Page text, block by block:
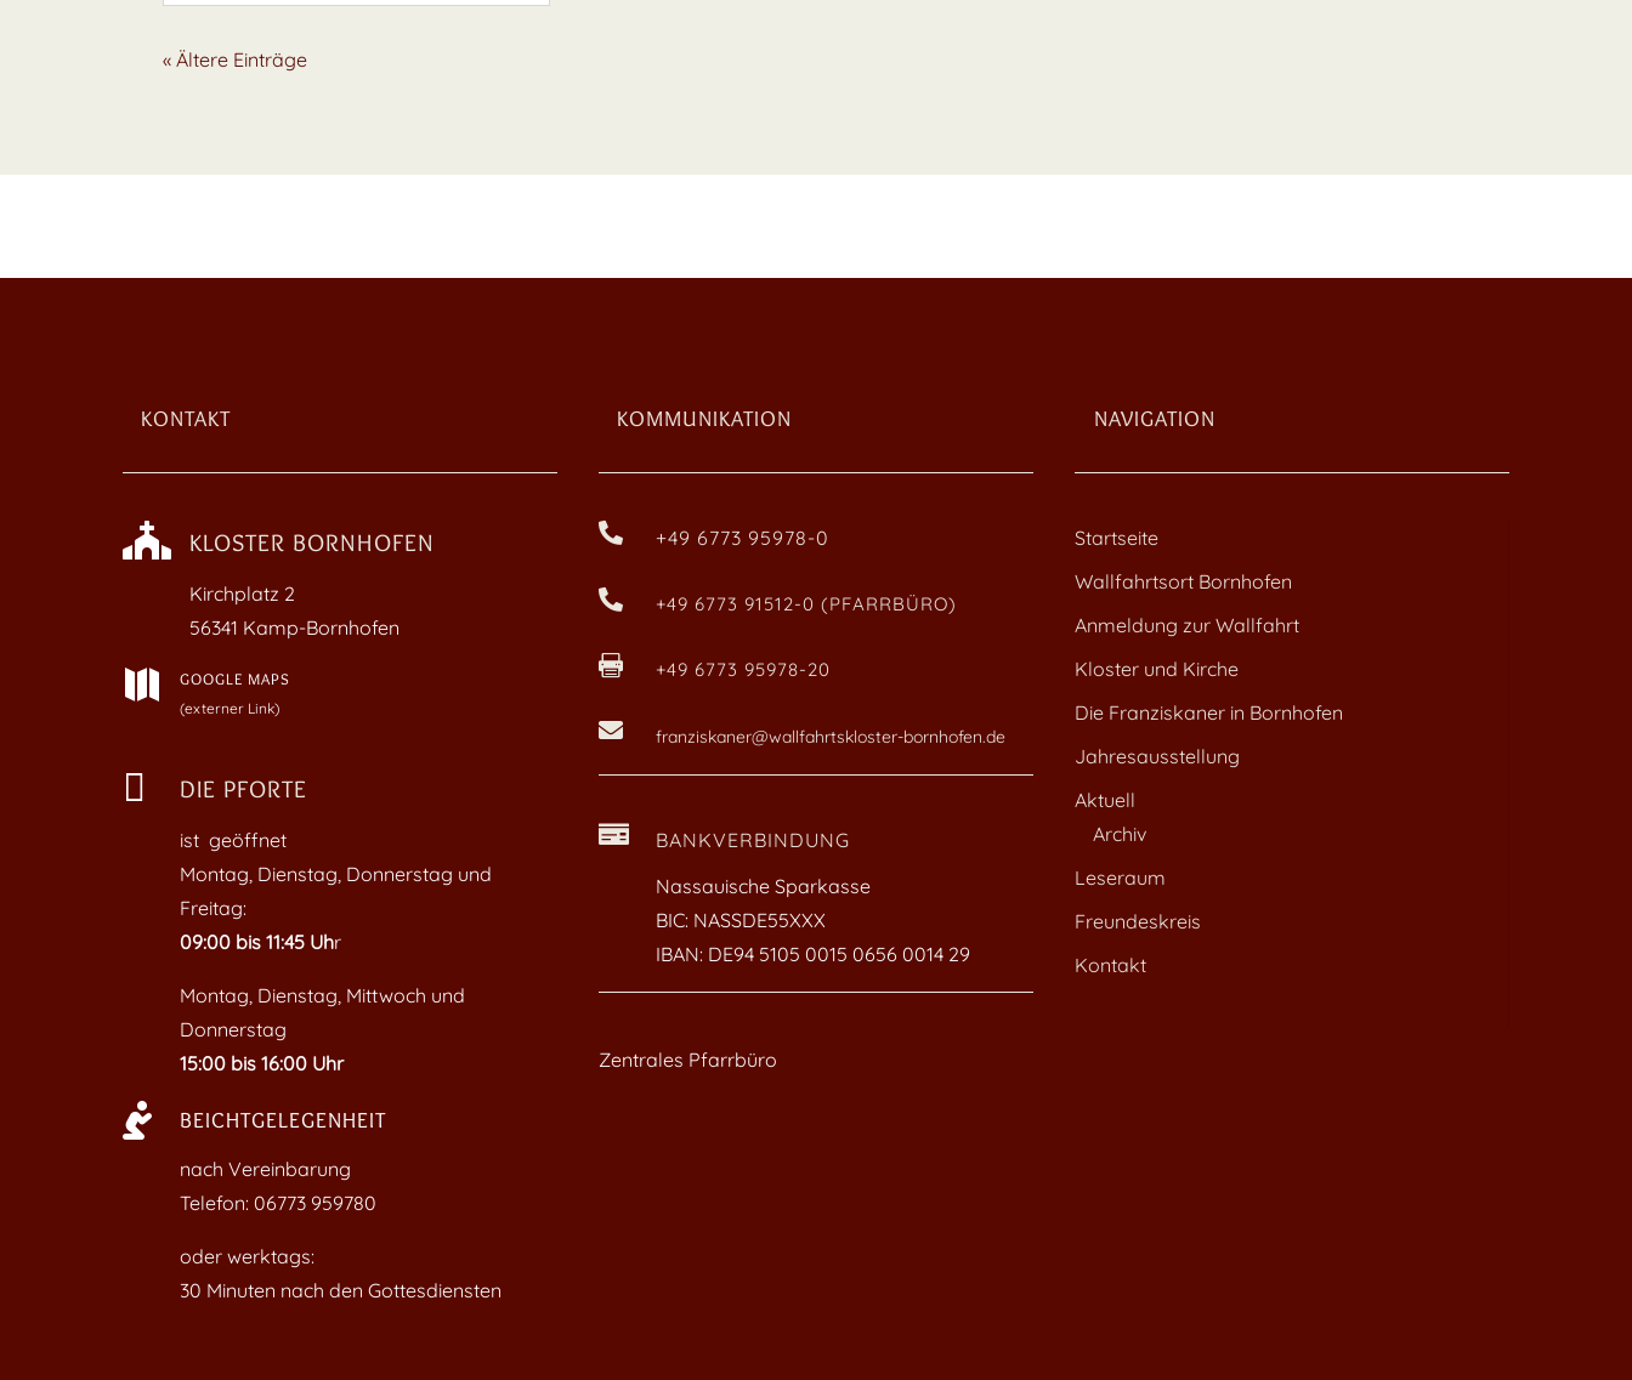
« Ältere Einträge
KONTAKT
 KLOSTER BORNHOFEN
Kirchplatz 2
56341 Kamp-Bornhofen
 GOOGLE MAPS
(externer Link)
 DIE PFORTE
ist geöffnet
Montag, Dienstag, Donnerstag und
Freitag:
09:00 bis 11:45 Uhr
Montag, Dienstag, Mittwoch und
Donnerstag
15:00 bis 16:00 Uhr
 BEICHTGELEGENHEIT
nach Vereinbarung
Telefon: 06773 959780
oder werktags:
30 Minuten nach den Gottesdiensten
KOMMUNIKATION
 +49 6773 95978-0
 +49 6773 91512-0 (PFARRBÜRO)
 +49 6773 95978-20
 franziskaner@wallfahrtskloster-bornhofen.de

BANKVERBINDUNG
Nassauische Sparkasse
BIC: NASSDE55XXX
IBAN: DE94 5105 0015 0656 0014 29
Zentrales Pfarrbüro
NAVIGATION
Startseite
Wallfahrtsort Bornhofen
Anmeldung zur Wallfahrt
Kloster und Kirche
Die Franziskaner in Bornhofen
Jahresausstellung
Aktuell
Archiv
Leseraum
Freundeskreis
Kontakt